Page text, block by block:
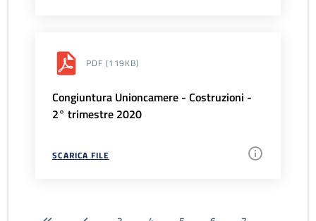
PDF (119KB)
Congiuntura Unioncamere - Costruzioni -
2° trimestre 2020
SCARICA FILE